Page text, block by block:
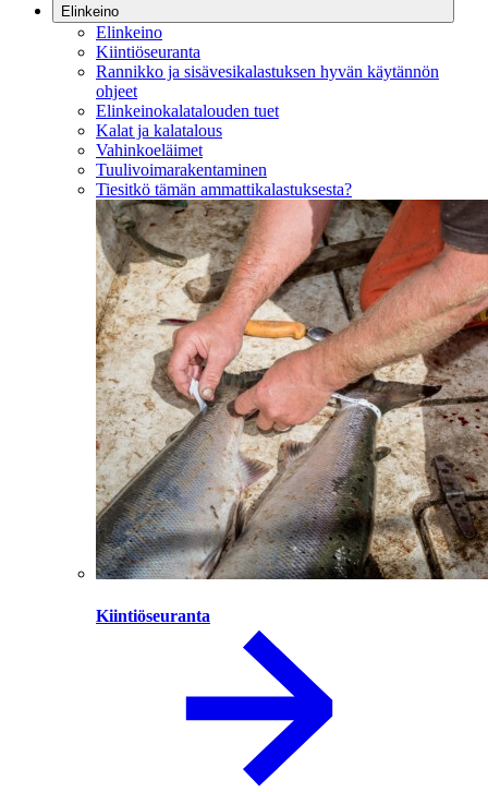
Elinkeino
Elinkeino
Kiintiöseuranta
Rannikko ja sisävesikalastuksen hyvän käytännön
ohjeet
Elinkeinokalatalouden tuet
Kalat ja kalatalous
Vahinkoeläimet
Tuulivoimarakentaminen
Tiesitkö tämän ammattikalastuksesta?
Kiintiöseuranta